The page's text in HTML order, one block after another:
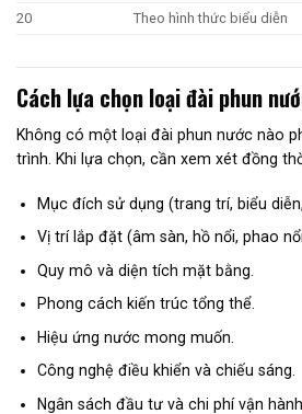
20
Theo hình thức biểu diễn
Cách lựa chọn loại đài phun
Không có một loại đài phun nước nào
trình. Khi lựa chọn, cần xem xét đồng
Mục đích sử dụng (trang trí, biểu
Vị trí lắp đặt (âm sàn, hồ nổi, phao
Quy mô và diện tích mặt bằng.
Phong cách kiến trúc tổng thể.
Hiệu ứng nước mong muốn.
Công nghệ điều khiển và chiếu sáng.
Ngân sách đầu tư và chi phí vận hành.